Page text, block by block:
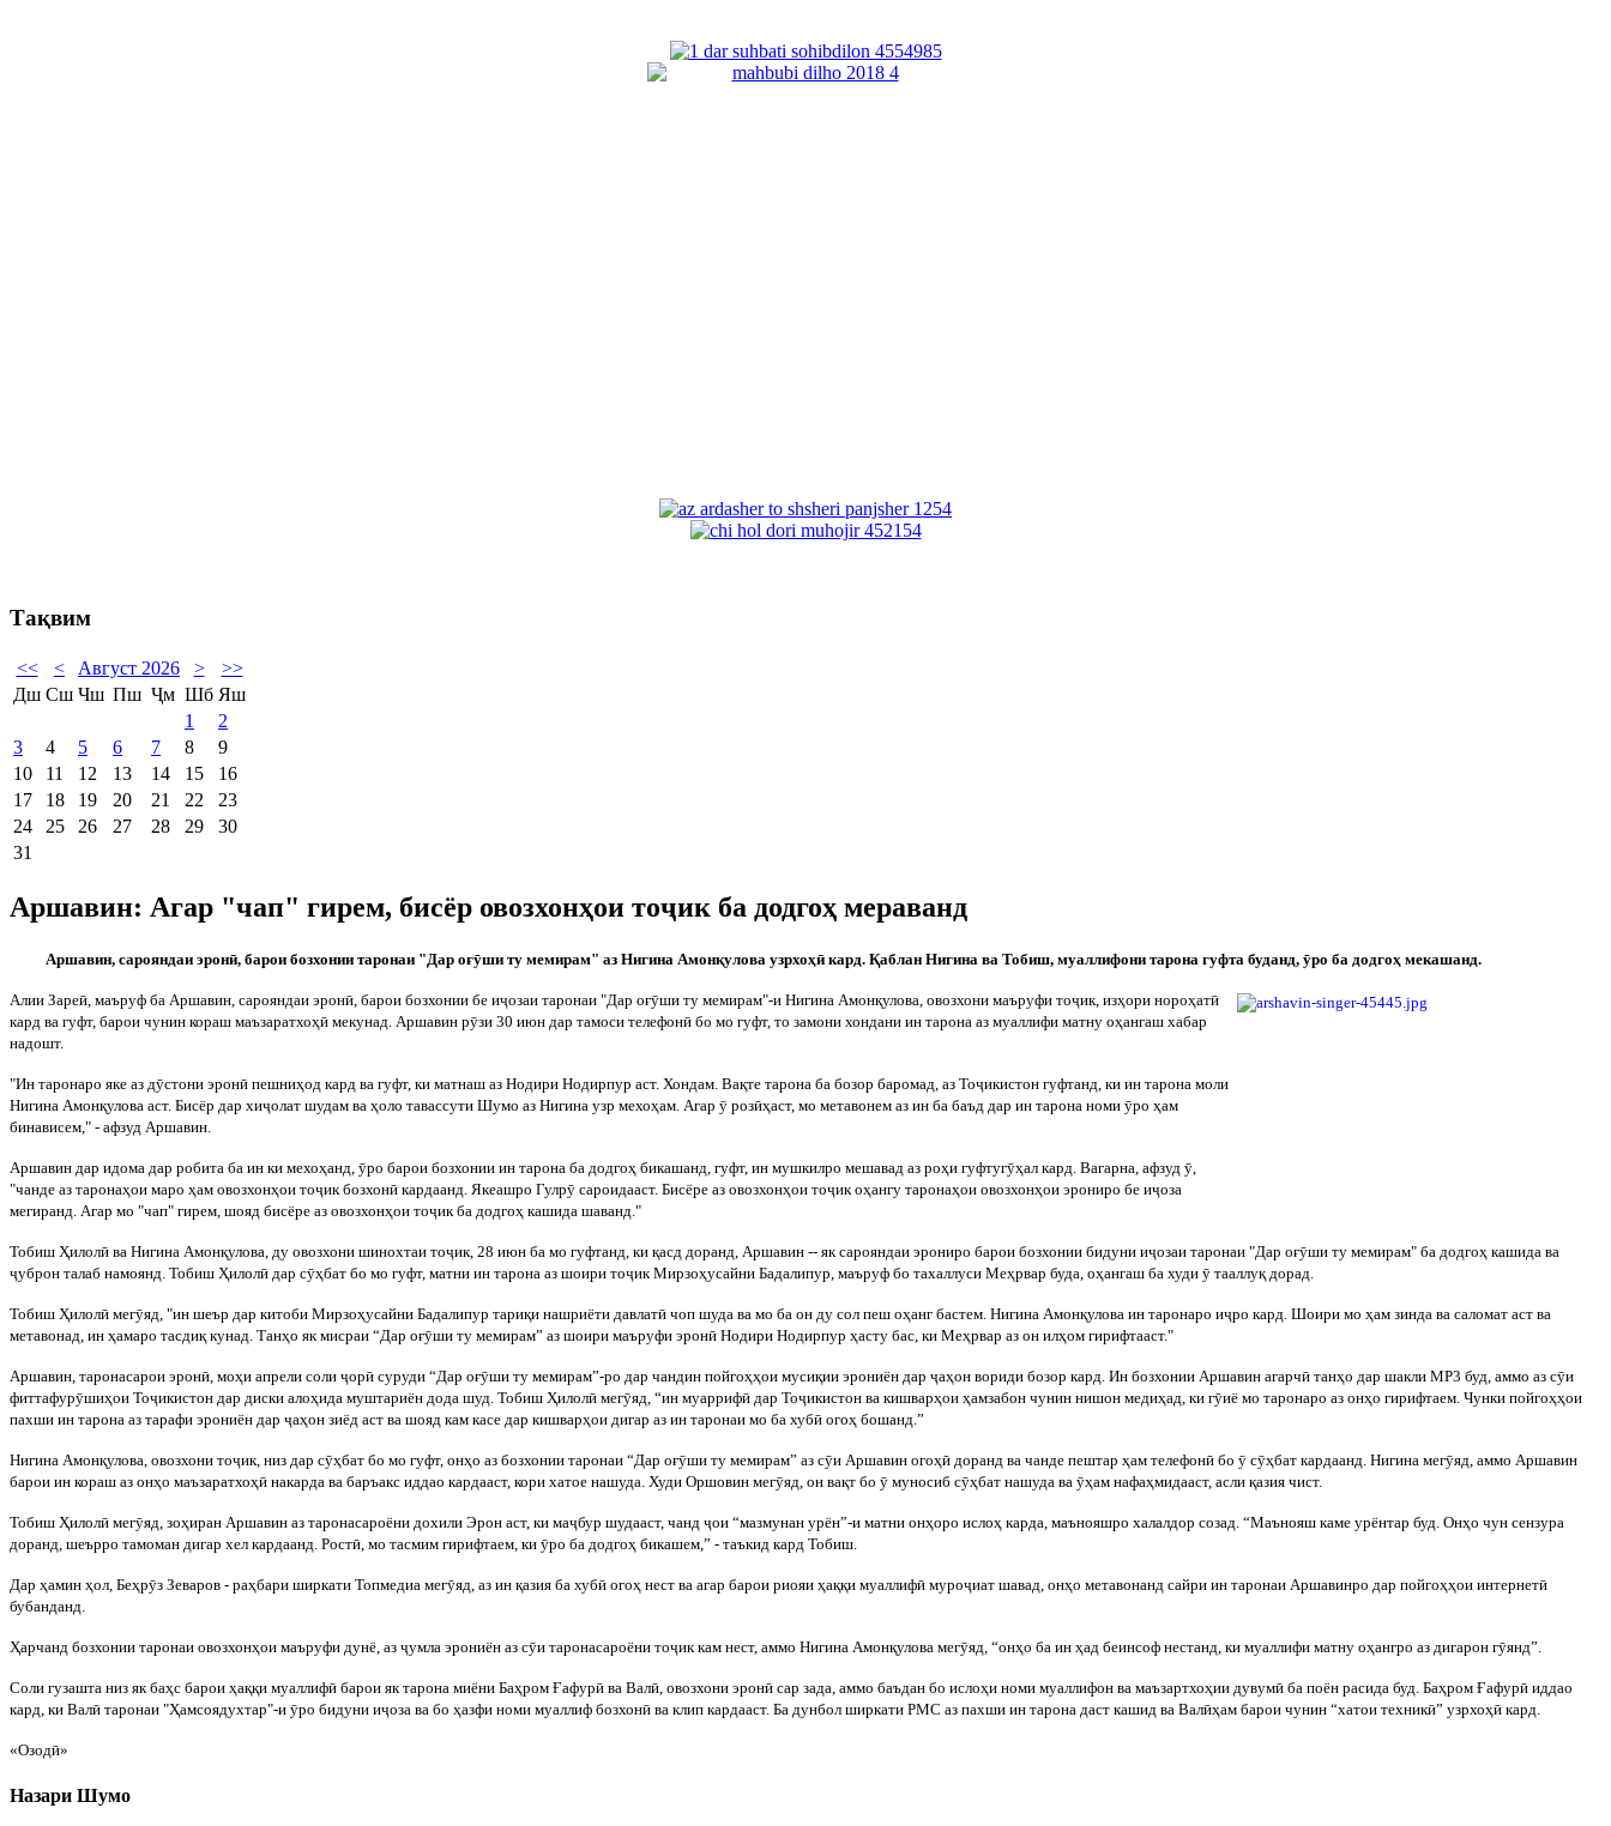
Тақвим
<< < Август 2026 >
>>
Дш Сш Чш Пш Ҷм Шб Яш
1
2
3
4 5 6 7 8
9
10
11 12 13 14 15
16
17
18 19 20 21 22
23
24
25 26 27 28 29
30
31
Аршавин: Агар "чап" гирем, бисёр овозхонҳои тоҷик ба додгоҳ мераванд
Аршавин, сарояндаи эронӣ, барои бозхонии таронаи "Дар оғӯши ту мемирам" аз Нигина Амонқулова узрхоҳӣ кард. Қаблан Нигина ва Тобиш, муаллифони тарона гуфта буданд, ӯро ба додгоҳ мекашанд.
Алии Зареӣ , маъруф ба Аршавин, сарояндаи эронӣ , барои бозхонии бе иҷозаи таронаи "Дар оғӯши ту мемирам"-и Нигина Амонқулова, овозхони маъруфи тоҷик, изҳори нороҳатӣ
кард ва гуфт, барои чунин кораш маъзаратхоҳӣ мекунад. Аршавин рӯзи 30 июн дар тамоси телефонӣ бо мо гуфт, то замони хондани ин тарона аз муаллифи матну оҳангаш хабар
надошт.
"Ин таронаро яке аз дӯстони эронӣ пешниҳод кард ва гуфт, ки матнаш аз Нодири Нодирпур аст. Хондам. Вақте тарона ба бозор баромад, аз Тоҷикистон гуфтанд, ки ин тарона моли
Нигина Амонқулова аст. Бисёр дар хиҷолат шудам ва ҳоло тавассути Шумо аз Нигина узр мехоҳам. Агар ӯ розӣҳаст, мо метавонем аз ин ба баъд дар ин тарона номи ӯро ҳам
бинависем," - афзуд Аршавин.
Аршавин дар идома дар робита ба ин ки мехоҳанд, ӯро барои бозхонии ин тарона ба додгоҳ бикашанд, гуфт, ин мушкилро мешавад аз роҳи гуфтугӯҳал кард. Вагарна, афзуд ӯ
"чанде аз таронаҳои маро ҳам овозхонҳои тоҷик бозхонӣ кардаанд. Якеашро Гулрӯ сароидааст. Бисёре аз овозхонҳои тоҷик оҳангу таронаҳои овозхонҳои эрониро бе иҷоза
мегиранд. Агар мо "чап" гирем, шояд бисёре аз овозхонҳои тоҷик ба додгоҳ кашида шаванд."
Тобиш Ҳилолӣ ва Нигина Амонқулова, ду овозхони шинохтаи тоҷик, 28 июн ба мо гуфтанд, ки қасд доранд, Аршавин -- як сарояндаи эрониро барои бозхонии бидуни иҷозаи таронаи "Дар оғӯши ту мемирам" ба додгоҳ кашида ва
ҷуброн талаб намоянд. Тобиш Ҳилолӣ дар сӯҳбат бо мо гуфт, матни ин тарона аз шоири тоҷик Мирзоҳусайни Бадалипур, маъруф бо тахаллуси Меҳрвар буда, оҳангаш ба худи ӯ тааллуқ дорад.
Тобиш Ҳилолӣ мегӯяд, "ин шеър дар китоби Мирзоҳусайни Бадалипур тариқи нашриёти давлатӣ чоп шуда ва мо ба он ду сол пеш оҳанг бастем. Нигина Амонқулова ин таронаро иҷро кард. Шоири мо ҳам зинда ва саломат аст ва
метавонад, ин ҳамаро тасдиқ кунад. Танҳо як мисраи “Дар оғӯши ту мемирам” аз шоири маъруфи эронӣ Нодири Нодирпур ҳасту бас, ки Меҳрвар аз он илҳом гирифтааст."
Аршавин, таронасарои эронӣ , моҳи апрели соли ҷорӣ суруди “Дар оғӯши ту мемирам”-ро дар чандин пойгоҳҳои мусиқии эрониён дар ҷаҳон вориди бозор кард. Ин бозхонии Аршавин агарчӣ танҳо дар шакли MP3 буд, аммо аз сӯи
фиттафурӯшиҳои Тоҷикистон дар диски алоҳида муштариён дода шуд. Тобиш Ҳилолӣ мегӯяд, “ин муаррифӣ дар Тоҷикистон ва кишварҳои ҳамзабон чунин нишон медиҳад, ки гӯиё мо таронаро аз онҳо гирифтаем. Чунки пойгоҳҳои
пахши ин тарона аз тарафи эрониён дар ҷаҳон зиёд аст ва шояд кам касе дар кишварҳои дигар аз ин таронаи мо ба хубӣ огоҳ бошанд.”
Нигина Амонқулова, овозхони тоҷик, низ дар сӯҳбат бо мо гуфт, онҳо аз бозхонии таронаи “Дар оғӯши ту мемирам” аз сӯи Аршавин огоҳӣ доранд ва чанде пештар ҳам телефонӣ бо ӯ сӯҳбат кардаанд. Нигина мегӯяд, аммо Аршавин
барои ин кораш аз онҳо маъзаратхоҳӣ накарда ва баръакс иддао кардааст, кори хатое нашуда. Худи Оршовин мегӯяд, он вақт бо ӯ муносиб сӯҳбат нашуда ва ӯҳам нафаҳмидааст, асли қазия чист.
Тобиш Ҳилолӣ мегӯяд, зоҳиран Аршавин аз таронасароёни дохили Эрон аст, ки маҷбур шудааст, чанд ҷои “мазмунан урён”-и матни онҳоро ислоҳ карда, маънояшро халалдор созад. “Маънояш каме урёнтар буд. Онҳо чун сензура
доранд, шеърро тамоман дигар хел кардаанд. Ростӣ , мо тасмим гирифтаем, ки ӯро ба додгоҳ бикашем,” - таъкид кард Тобиш.
Дар ҳамин ҳол, Беҳрӯз Зеваров - раҳбари ширкати Топмедиа мегӯяд, аз ин қазия ба хубӣ огоҳ нест ва агар барои риояи ҳаққи муаллифӣ муроҷиат шавад, онҳо метавонанд сайри ин таронаи Аршавинро дар пойгоҳҳои интернетӣ
бубанданд.
Ҳарчанд бозхонии таронаи овозхонҳои маъруфи дунё, аз ҷумла эрониён аз сӯи таронасароёни тоҷик кам нест, аммо Нигина Амонқулова мегӯяд, “онҳо ба ин ҳад беинсоф нестанд, ки муаллифи матну оҳангро аз дигарон гӯянд”.
Соли гузашта низ як баҳс барои ҳаққи муаллифӣ барои як тарона миёни Баҳром Ғафурӣ ва Валӣ , овозхони эронӣ сар зада, аммо баъдан бо ислоҳи номи муаллифон ва маъзартхоҳии дувумӣ ба поён расида буд. Баҳром Ғафурӣ иддао
кард, ки Валӣ таронаи "Ҳамсоядухтар"-и ӯро бидуни иҷоза ва бо ҳазфи номи муаллиф бозхонӣ ва клип кардааст. Ба дунбол ширкати PMC аз пахши ин тарона даст кашид ва Валӣҳам барои чунин “хатои техникӣ” узрхоҳӣ кард.
«Озодӣ»
Назари Шумо